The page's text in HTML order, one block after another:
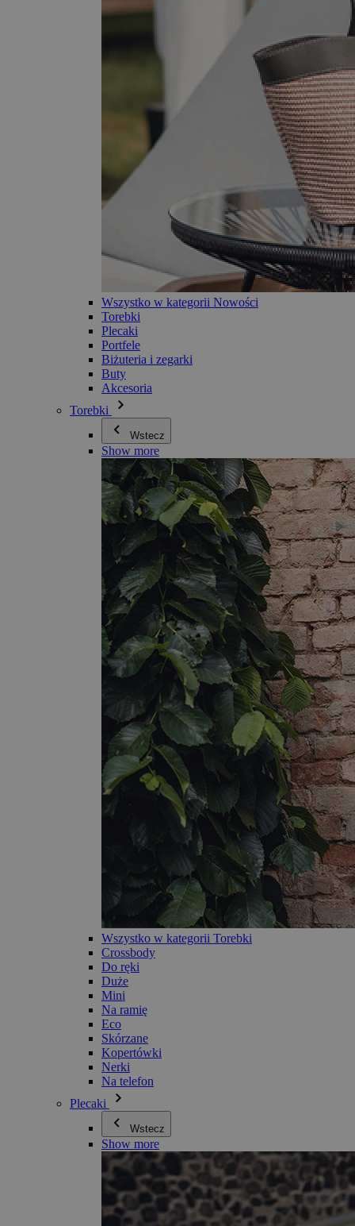
Wszystko w kategorii Nowości
Torebki
Plecaki
Portfele
Biżuteria i zegarki
Buty
Akcesoria
Torebki
Wstecz
Show more
Wszystko w kategorii Torebki
Crossbody
Do ręki
Duże
Mini
Na ramię
Eco
Skórzane
Kopertówki
Nerki
Na telefon
Plecaki
Wstecz
Show more